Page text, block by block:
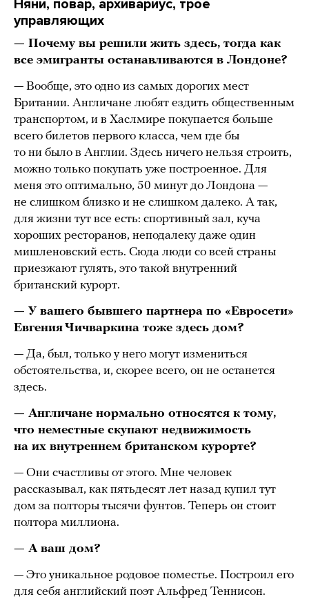
Няни, повар, архивариус, трое
управляющих
— Почему вы решили жить здесь, тогда как
все эмигранты останавливаются в Лондоне?
— Вообще, это одно из самых дорогих мест
Британии. Англичане любят ездить общественным
транспортом, и в Хаслмире покупается больше
всего билетов первого класса, чем где бы
то ни было в Англии. Здесь ничего нельзя строить,
можно только покупать уже построенное. Для
меня это оптимально, 50 минут до Лондона —
не слишком близко и не слишком далеко. А так,
для жизни тут все есть: спортивный зал, куча
хороших ресторанов, неподалеку даже один
мишленовский есть. Сюда люди со всей страны
приезжают гулять, это такой внутренний
британский курорт.
— У вашего бывшего партнера по «Евросети»
Евгения Чичваркина тоже здесь дом?
— Да, был, только у него могут измениться
обстоятельства, и, скорее всего, он не останется
здесь.
— Англичане нормально относятся к тому,
что неместные скупают недвижимость
на их внутреннем британском курорте?
— Они счастливы от этого. Мне человек
рассказывал, как пятьдесят лет назад купил тут
дом за полторы тысячи фунтов. Теперь он стоит
полтора миллиона.
— А ваш дом?
— Это уникальное родовое поместье. Построил его
для себя английский поэт Альфред Теннисон.